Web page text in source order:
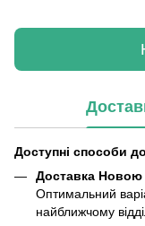
Доступні способи
Доставка Новою
Оптимальний
найближчому